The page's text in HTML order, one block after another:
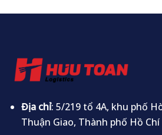
Địa chỉ: 5/219 tổ 4A, khu phố
Thuận Giao, Thành phố Hồ